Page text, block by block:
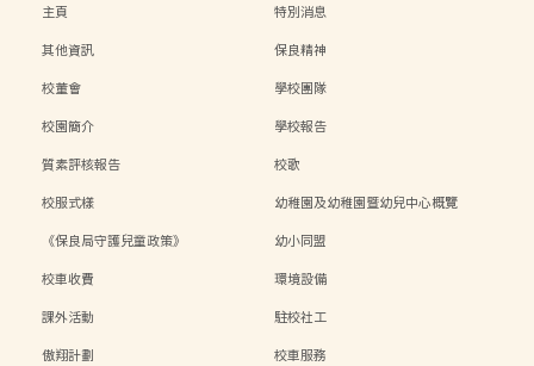
主頁
特別消息
其他資訊
保良精神
校董會
學校團隊
校園簡介
學校報告
質素評核報告
校歌
校服式樣
幼稚園及幼稚園暨幼兒中心概覽
《保良局守護兒童政策》
幼小同盟
校車收費
環境設備
課外活動
駐校社工
傲翔計劃
校車服務